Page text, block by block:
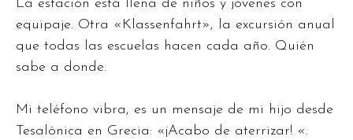
La estación está llena de niños y jóvenes con
equipaje. Otra «Klassenfahrt», la excursión anual
que todas las escuelas hacen cada año. Quién
sabe a donde.
Mi teléfono vibra, es un mensaje de mi hijo desde
Tesalónica en Grecia: «¡Acabo de aterrizar! «.